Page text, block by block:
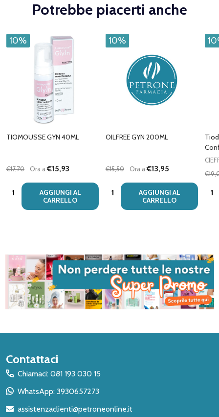
Potrebbe piacerti anche
10%
TIOMOUSSE GYN 40ML
€17,70 Ora a€15,93
Quantità:
AGGIUNGI AL
CARRELLO
10%
OILFREE GYN 200ML
€15,50 Ora a€13,95
Quantità:
AGGIUNGI AL
CARRELLO
Inizio
del
piè
Contattaci
Chiamaci: 081 193 030 15
WhatsApp: 3930657273
assistenzaclienti@petroneonline.it